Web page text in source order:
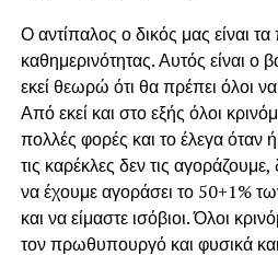
Ο αντίπαλος ο δικός μας είναι
καθημερινότητας. Αυτός είναι ο
εκεί θεωρώ ότι θα πρέπει όλοι
Από εκεί και στο εξής όλοι
πολλές φορές και το έλεγα όταν
τις καρέκλες δεν τις αγοράζουμε,
να έχουμε αγοράσει το 50+1%
και να είμαστε ισόβιοι. Όλοι
τον πρωθυπουργό και φυσικά